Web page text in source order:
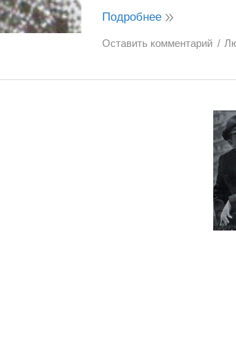
Подробнее
Оставить комментарий